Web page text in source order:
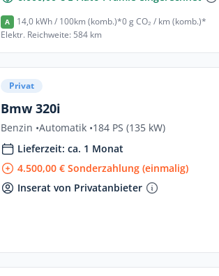
A 14,0 kWh / 100km (komb.)*0 g CO₂ / km (komb.)*
Elektr. Reichweite: 584 km
Privat
Bmw 320i
Benzin •Automatik •184 PS (135 kW)
Lieferzeit: ca. 1 Monat
4.500,00 € Sonderzahlung (einmalig)
Inserat von Privatanbieter